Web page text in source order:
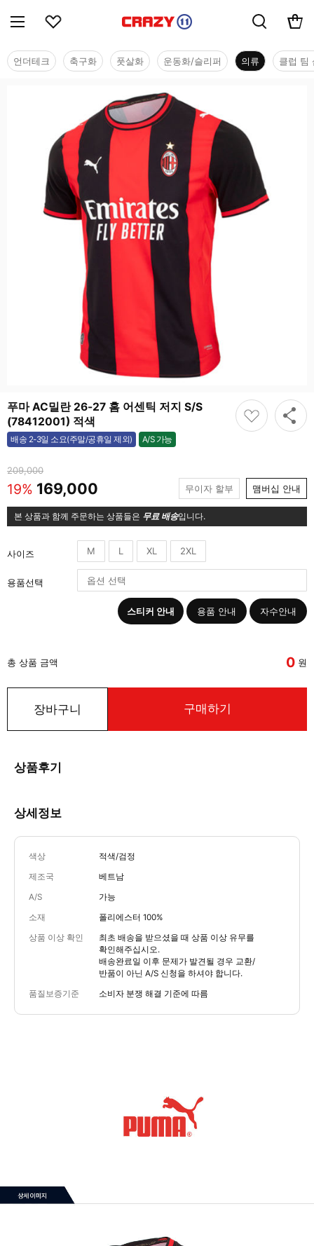
언더테크 축구화 풋살화 운동화/슬리퍼 의류 클럽 팀
푸마 AC밀란 26-27 홈 어센틱 저지 S/S
(78412001) 적색
배송 2-3일 소요(주말/공휴일 제외) A/S 가능
가능
209,000
19% 169,000 무이자 할부 맴버십 안내
본 상품과 함께 주문하는 상품들은 무료 배송입니다.
사이즈 M L XL 2XL
용품선택
스티커 안내 용품 안내 자수안내
총 상품 금액 0 원
장바구니 구매하기
상품후기
상세정보
색상 적색/검정
제조국 베트남
A/S 가능
소재 폴리에스터 100%
상품 이상 확인
최초 배송을 받으셨을 때 상품 이상 유무를
확인해주십시오.
배송완료일 이후 문제가 발견될 경우 교환/
반품이 아닌 A/S 신청을 하셔야 합니다.
품질보증기준 소비자 분쟁 해결 기준에 따름